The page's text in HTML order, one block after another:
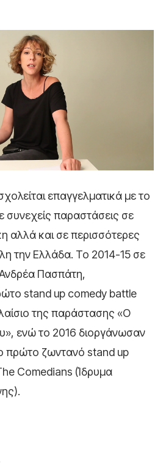
επαγγελματικά µε το
συνεχείς παραστάσεις σε
αλλά και σε περισσότερες
την Ελλάδα. Το 2014-15 σε
Πασπάτη,
stand up comedy battle
της παράστασης «Ο
ενώ το 2016 διοργάνωσαν
πρώτο ζωντανό stand up
Comedians (Ίδρυμα